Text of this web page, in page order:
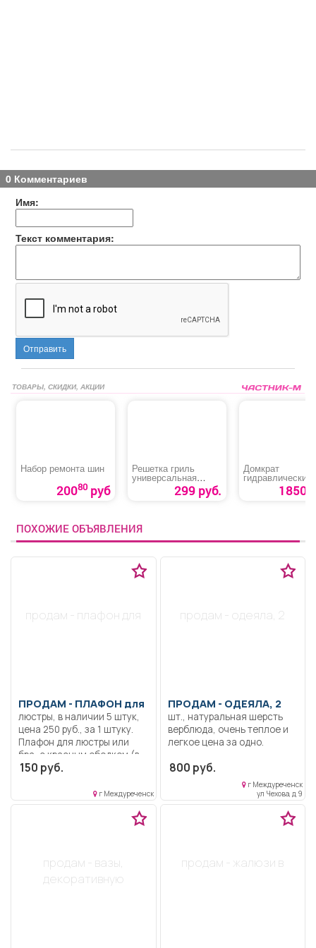
0 Комментариев
Имя:
Текст комментария:
Отправить
ТОВАРЫ, СКИДКИ, АКЦИИ
Набор ремонта шин
20080руб
Решетка гриль
универсальная
«Эконом» 299 руб.
Домкрат
гидравлический
бутылочный «Fit
1850
ПОХОЖИЕ ОБЪЯВЛЕНИЯ
продам - плафон для
ПРОДАМ - ПЛАФОН для
люстры, в наличии 5 штук,
цена 250 руб., за 1 штуку.
Плафон для люстры или
бра, с красным ободком (в
наличии есть, 2 штуки).
150 руб.
г Междуреченск
продам - одеяла, 2
ПРОДАМ - ОДЕЯЛА, 2
шт., натуральная шерсть
верблюда, очень теплое и
легкое цена за одно.
800 руб.
г Междуреченск
ул Чехова, д 9
продам - вазы,
декоративную
продам - жалюзи в